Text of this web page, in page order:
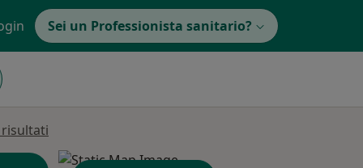
Sei un Professionista sanitario?